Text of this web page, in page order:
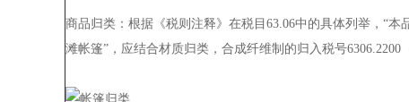
商品归类： 根据《税则注释》在税目63.06中的具体列举，“
滩帐篷”，应结合材质归类，合成纤维制的归入税号